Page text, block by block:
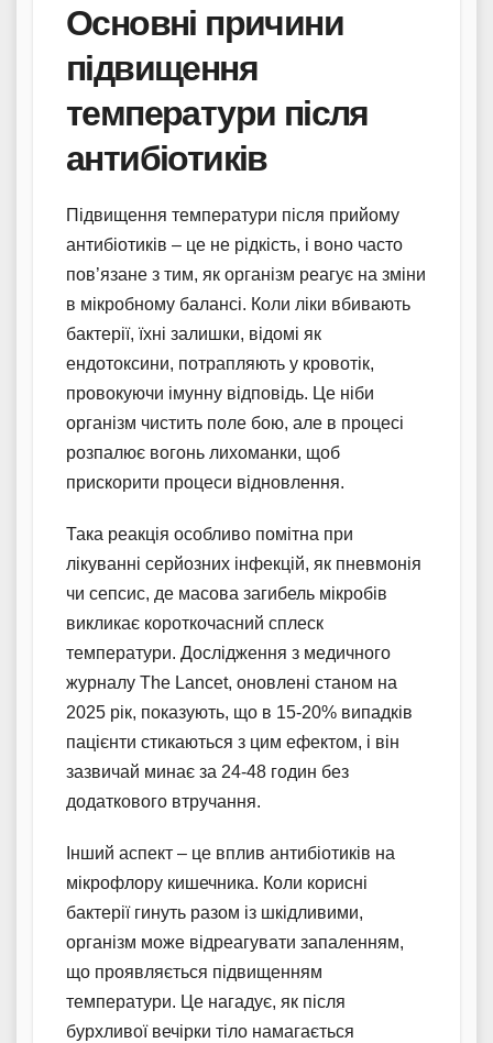
Основні причини
підвищення
температури після
антибіотиків
Підвищення температури після прийому
антибіотиків – це не рідкість, і воно часто
пов’язане з тим, як організм реагує на зміни
в мікробному балансі. Коли ліки вбивають
бактерії, їхні залишки, відомі як
ендотоксини, потрапляють у кровотік,
провокуючи імунну відповідь. Це ніби
організм чистить поле бою, але в процесі
розпалює вогонь лихоманки, щоб
прискорити процеси відновлення.
Така реакція особливо помітна при
лікуванні серйозних інфекцій, як пневмонія
чи сепсис, де масова загибель мікробів
викликає короткочасний сплеск
температури. Дослідження з медичного
журналу The Lancet, оновлені станом на
2025 рік, показують, що в 15-20% випадків
пацієнти стикаються з цим ефектом, і він
зазвичай минає за 24-48 годин без
додаткового втручання.
Інший аспект – це вплив антибіотиків на
мікрофлору кишечника. Коли корисні
бактерії гинуть разом із шкідливими,
організм може відреагувати запаленням,
що проявляється підвищенням
температури. Це нагадує, як після
бурхливої вечірки тіло намагається